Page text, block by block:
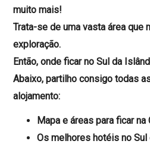
muito mais!
Trata-se de uma vasta área que
exploração.
Então, onde ficar no Sul da
Abaixo, partilho consigo todas
alojamento:
Mapa e áreas para ficar
Os melhores hotéis no